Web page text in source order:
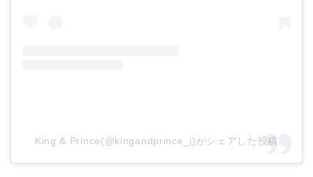
King & Prince(@kingandprince_j)がシェアした投稿